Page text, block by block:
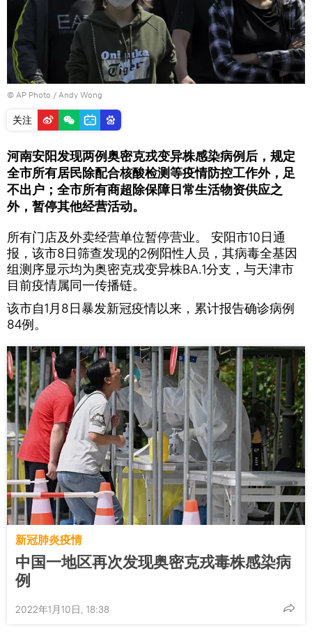
© AP Photo / Andy Wong
关注
河南安阳发现两例奥密克戎变异株感染病例后，规定
全市所有居民除配合核酸检测等疫情防控工作外，足
不出户；全市所有商超除保障日常生活物资供应之
外，暂停其他经营活动。
所有门店及外卖经营单位暂停营业。 安阳市10日通
报，该市8日筛查发现的2例阳性人员，其病毒全基因
组测序显示均为奥密克戎变异株BA.1分支，与天津市
目前疫情属同一传播链。
该市自1月8日暴发新冠疫情以来，累计报告确诊病例
84例。
新冠肺炎疫情
中国一地区再次发现奥密克戎毒株感染病
例
2022年1月10日, 18:38